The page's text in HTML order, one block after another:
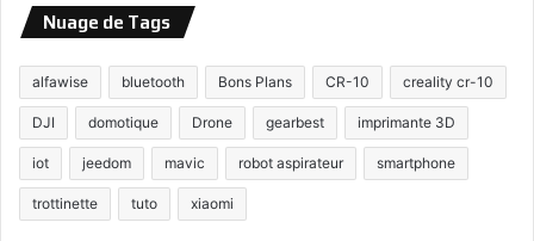
Nuage de Tags
alfawise bluetooth Bons Plans CR-10 creality cr-10
DJI domotique Drone gearbest imprimante 3D
iot jeedom mavic robot aspirateur smartphone
trottinette tuto xiaomi